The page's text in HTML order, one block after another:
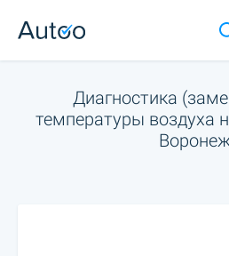
Диагностика
температуры воздуха